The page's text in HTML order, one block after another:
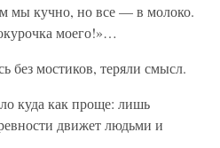
мы кучно, но все — в молоко.
моего!»…
без мостиков, теряли смысл.
куда как проще: лишь
движет людьми и